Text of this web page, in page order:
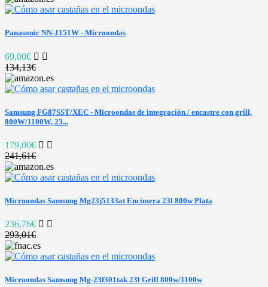
Panasonic NN-J151W - Microondas
69,00€
134,13€
Samsung FG87SST/XEC - Microondas de integración / encastre con grill,
800W/1100W, 23...
179,00€
241,61€
Microondas Samsung Mg23j5133at Encimera 23l 800w Plata
236,76€
293,01€
Microondas Samsung Mg-23f301tak 23l Grill 800w/1100w